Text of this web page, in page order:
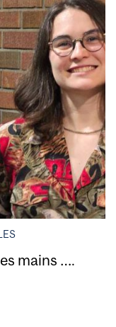
mains ….